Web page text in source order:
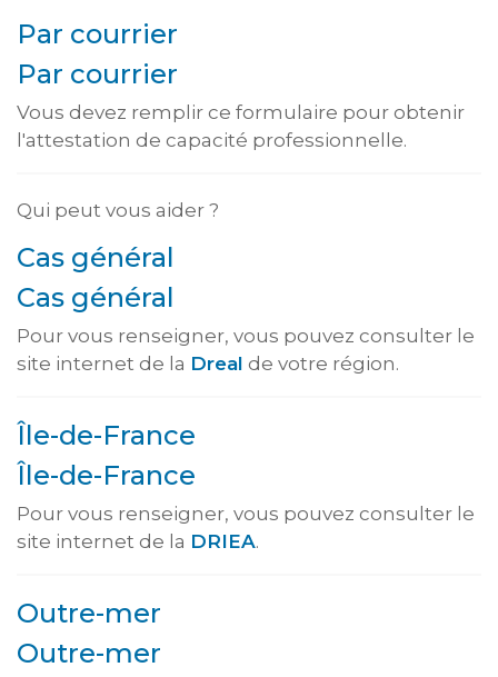
Par courrier
Par courrier
Vous devez remplir ce formulaire pour obtenir
l'attestation de capacité professionnelle.
Qui peut vous aider ?
Cas général
Cas général
Pour vous renseigner, vous pouvez consulter le
site internet de la Dreal de votre région.
Île-de-France
Île-de-France
Pour vous renseigner, vous pouvez consulter le
site internet de la DRIEA.
Outre-mer
Outre-mer